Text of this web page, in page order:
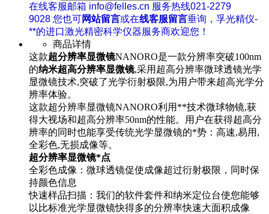
在线客服邮箱 info@felles.cn 服务热线021-2279
9028 您也可网站留言或在线客服留言垂询，孚光精仪-
**的进口激光精密科学仪器服务商欢迎您！
商品详情
这款超分辨率显微镜NANORO是一款分辨率突破100nm
的纳米超高分辨率显微镜,采用超高分辨率微球透镜光学
显微镜技术,突破了光学衍射极限,为用户带来超高光学分
辨率体验。
这款超分辨率显微镜NANORO利用**技术微球物镜,获
得大视场和超高分辨率50nm的性能。用户在获得超高分
辨率的同时也能享受传统光学显微镜的*势：高速,易用,
全彩色,无损成像等。
超分辨率显微镜*点
全彩色成像：微球透镜促使成像超过衍射极限，同时保
持颜色信息
快速样品扫描：我们的软件套件和纳米定位台使您能够
以比标准光学显微镜快得多的分辨率快速大面积成像